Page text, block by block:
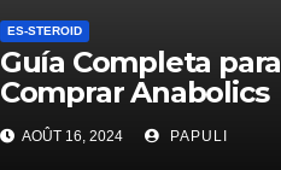
ES-STEROID
Guía Completa para
Comprar Anabolics
AOÛT 16, 2024 PAPULI